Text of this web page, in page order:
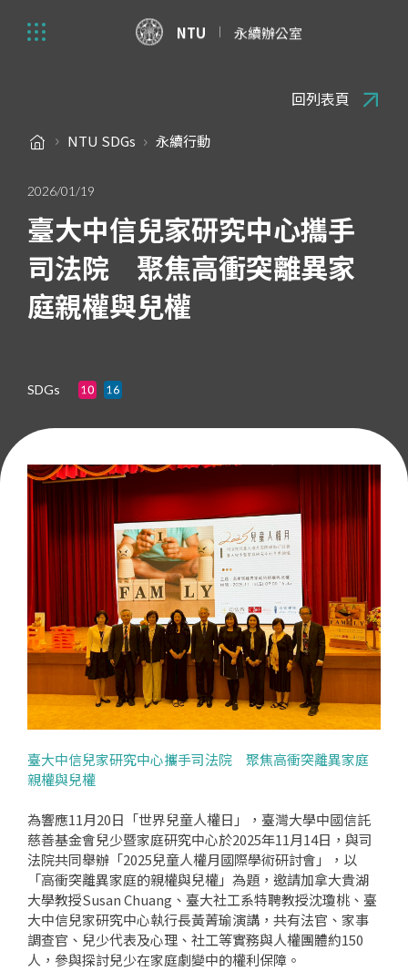
NTU 永續辦公室
NTU SDGs 永續行動
回列表頁
2026/01/19
臺大中信兒家研究中心攜手
司法院 聚焦高衝突離異家
庭親權與兒權
SDGs
臺大中信兒家研究中心攜手司法院 聚焦高衝突離異家庭
親權與兒權
為響應11月20日「世界兒童人權日」，臺灣大學中國信託
慈善基金會兒少暨家庭研究中心於2025年11月14日，與司
法院共同舉辦「2025兒童人權月國際學術研討會」，以
「高衝突離異家庭的親權與兒權」為題，邀請加拿大貴湖
大學教授Susan Chuang、臺大社工系特聘教授沈瓊桃、臺
大中信兒家研究中心執行長黃菁瑜演講，共有法官、家事
調查官、兒少代表及心理、社工等實務與人權團體約150
人，參與探討兒少在家庭劇變中的權利保障。